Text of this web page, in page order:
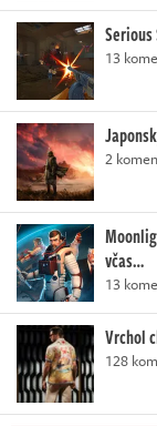
13
2
včas…
13
Vrchol
128